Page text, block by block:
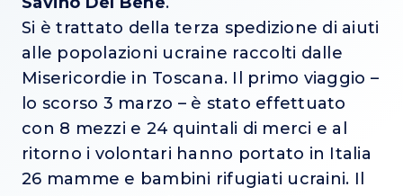
Si è trattato della terza spedizione di aiuti
alle popolazioni ucraine raccolti dalle
Misericordie in Toscana. Il primo viaggio –
lo scorso 3 marzo – è stato effettuato
con 8 mezzi e 24 quintali di merci e al
ritorno i volontari hanno portato in Italia
26 mamme e bambini rifugiati ucraini. Il